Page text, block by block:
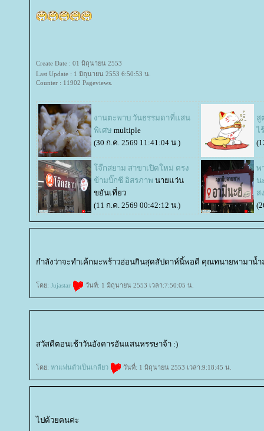
Create Date : 01 มิถุนายน 2553
Last Update : 1 มิถุนายน 2553 6:50:53 น.
Counter : 11902 Pageviews.
งานตะพาบ วันธรรมดาที่แสน
พิเศษ multiple
(30 ก.ค. 2569 11:41:04 น.)
สู
ไ
จ๊กสยาม สาขาเปิดใหม่ ตรง
ข้ามบิ๊กซี อิสรภาพ นายแว่น
ขยันเที่ยว
(11 ก.ค. 2569 00:42:12 น.)
พ
น
ส
กำลังว่าจะทำเค้กมะพร้าวอ่อนกินสุดสัปดาห์นี้พอดี คุณทนายพามาน้
ดย: Jujastar วันที่: 1 มิถุนายน 2553 เวลา:7:50:05 น.
สวัสดีตอนเช้าวันอังคารอันแสนหรรษาจ้า :)
ดย: หาแฟนตัวเป็นเกลียว วันที่: 1 มิถุนายน 2553 เวลา:9:18:45 น.
ไปด้วยคนค่ะ